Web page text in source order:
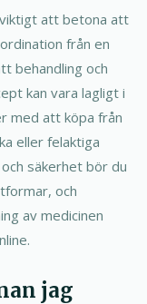
att betona att
från en
behandling och
kan vara lagligt i
med att köpa från
eller felaktiga
säkerhet bör du
och
av medicinen
jag